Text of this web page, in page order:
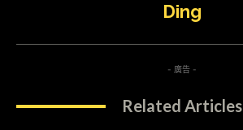
Ding
- 廣告 -
Related Articles